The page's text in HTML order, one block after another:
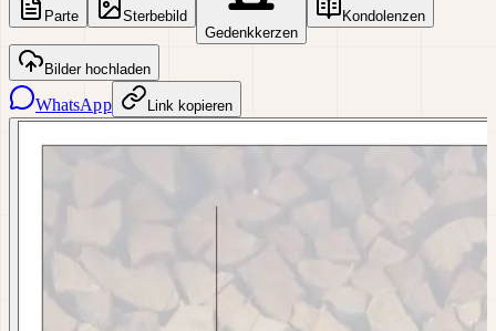
Parte
Sterbebild
Gedenkkerzen
Kondolenzen
Bilder hochladen
WhatsApp Link kopieren